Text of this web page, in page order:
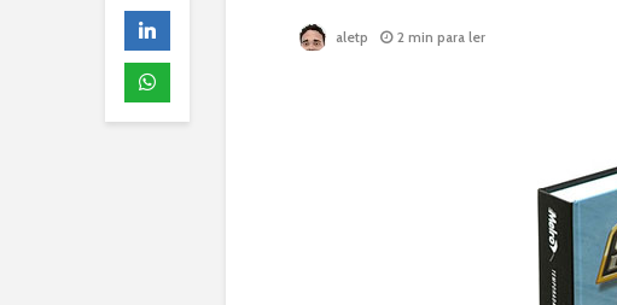
aletp 2 min para ler